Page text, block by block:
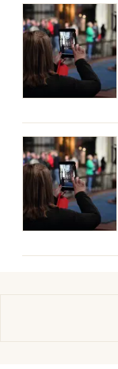
Newsletter
Artistes en
Magazine